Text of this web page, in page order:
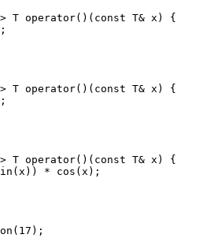
T operator()(const T& x) {
T operator()(const T& x) {
T operator()(const T& x) {
* cos(x);